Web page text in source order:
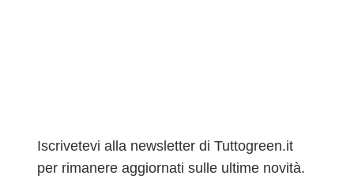
Iscrivetevi alla newsletter di Tuttogreen.it
per rimanere aggiornati sulle ultime novità.